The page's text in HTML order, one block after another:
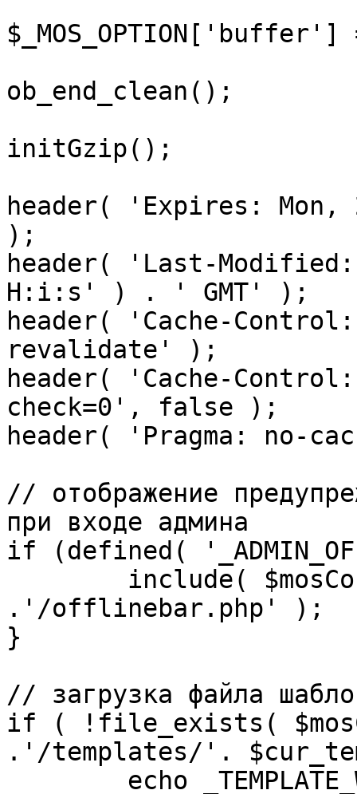
ob_end_clean();
initGzip();
header( 'Expires: Mon,
);
header( 'Last-
H:i:s' ) . ' GMT' );
header( 'Cache-
revalidate' );
header( 'Cache-
check=0', false );
header( 'Pragma: no-
// отображение
при входе админа
if (defined(
.'/offlinebar.php' );
}
// загрузка файла
if ( !file_exists(
.'/templates/'.